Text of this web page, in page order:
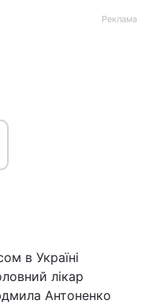
Реклама
в Україні
лікар
Антоненко